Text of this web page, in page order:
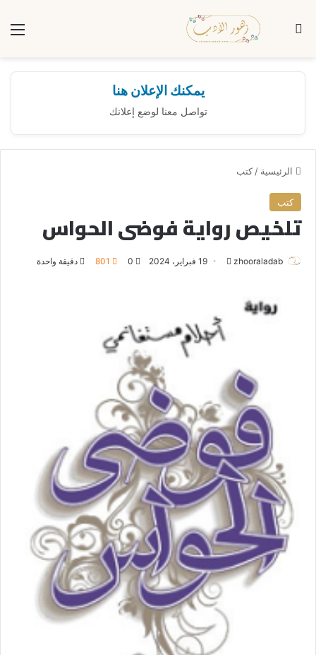
بحث عن
يمكنك الإعلان هنا
تواصل معنا لوضع إعلانك
الرئيسية /كتب
كتب
تلخيص رواية فوضى الحواس
zhooraladab
د
ل
ك
ت
ر
و
ي
ا
19 فبراير، 2024 0
801 دقيقة واحدة